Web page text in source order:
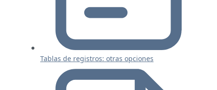
Tablas de registros: otras opciones